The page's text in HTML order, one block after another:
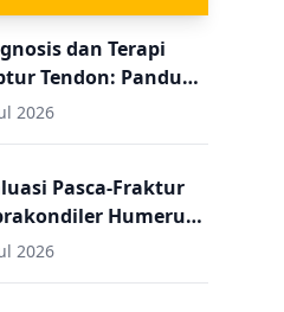
dan Terapi
Tendon: Panduan
Pasca
2026
Pasca-Fraktur
Humerus
Anak: Panduan
2026